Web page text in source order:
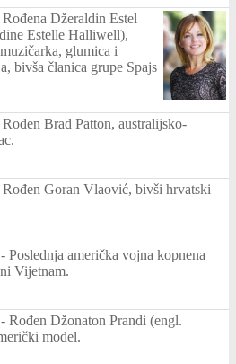
Rođena Džeraldin Estel
Estelle Halliwell),
glumica i
bivša članica grupe Spajs
Rođen Brad Patton, australijsko-
Rođen Goran Vlaović, bivši hrvatski
- Poslednja američka vojna kopnena
Vijetnam.
- Rođen Džonaton Prandi (engl.
model.